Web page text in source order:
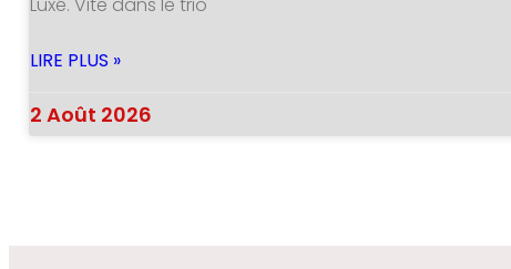
LIRE PLUS »
2 Août 2026